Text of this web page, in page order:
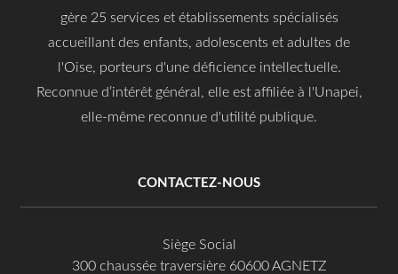
gère 25 services et établissements spécialisés
accueillant des enfants, adolescents et adultes de
l'Oise, porteurs d'une déficience intellectuelle.
Reconnue d’intérêt général, elle est affiliée à l'Unapei,
elle-même reconnue d'utilité publique.
CONTACTEZ-NOUS
Siège Social
300 chaussée traversière 60600 AGNETZ